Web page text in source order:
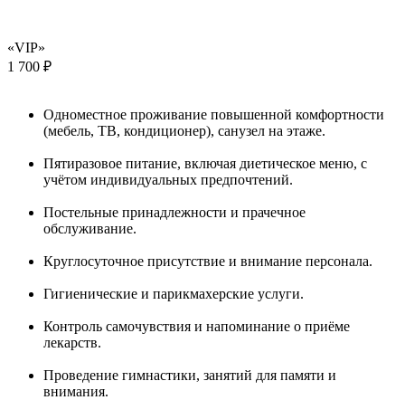
«VIP»
1 700 ₽
Одноместное проживание повышенной комфортности
(мебель, ТВ, кондиционер), санузел на этаже.
Пятиразовое питание, включая диетическое меню, с
учётом индивидуальных предпочтений.
Постельные принадлежности и прачечное
обслуживание.
Круглосуточное присутствие и внимание персонала.
Гигиенические и парикмахерские услуги.
Контроль самочувствия и напоминание о приёме
лекарств.
Проведение гимнастики, занятий для памяти и
внимания.